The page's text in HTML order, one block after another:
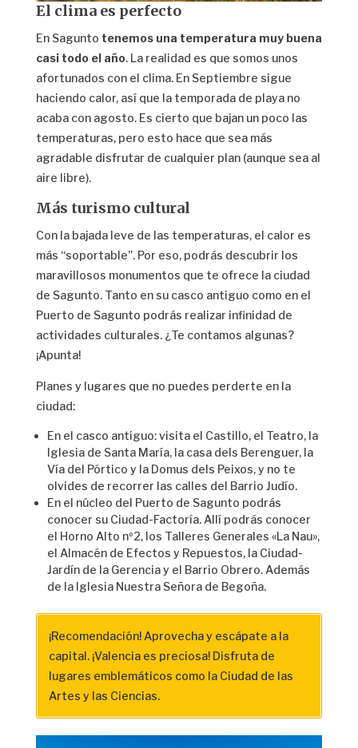
El clima es perfecto
En Sagunto tenemos una temperatura muy buena
casi todo el año. La realidad es que somos unos
afortunados con el clima. En Septiembre sigue
haciendo calor, así que la temporada de playa no
acaba con agosto. Es cierto que bajan un poco las
temperaturas, pero esto hace que sea más
agradable disfrutar de cualquier plan (aunque sea al
aire libre).
Más turismo cultural
Con la bajada leve de las temperaturas, el calor es
más “soportable”. Por eso, podrás descubrir los
maravillosos monumentos que te ofrece la ciudad
de Sagunto. Tanto en su casco antiguo como en el
Puerto de Sagunto podrás realizar infinidad de
actividades culturales. ¿Te contamos algunas?
¡Apunta!
Planes y lugares que no puedes perderte en la
ciudad:
En el casco antiguo: visita el Castillo, el Teatro, la
Iglesia de Santa María, la casa dels Berenguer, la
Vía del Pórtico y la Domus dels Peixos, y no te
olvides de recorrer las calles del Barrio Judío.
En el núcleo del Puerto de Sagunto podrás
conocer su Ciudad-Factoría. Allí podrás conocer
el Horno Alto nº2, los Talleres Generales «La Nau»,
el Almacén de Efectos y Repuestos, la Ciudad-
Jardín de la Gerencia y el Barrio Obrero. Además
de la Iglesia Nuestra Señora de Begoña.
¡Recomendación! Aprovecha y escápate a la
capital. ¡Valencia es preciosa! Disfruta de
lugares emblemáticos como la Ciudad de las
Artes y las Ciencias.